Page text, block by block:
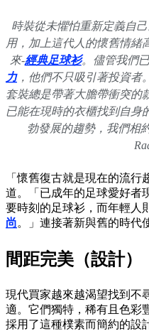
時裝從未懼怕重新定義自
用，加上這代人的懷舊情緒
來-經典足球衫。儘管我們
力，他們不只吸引著投資者
套裝總是帶著大膽帶衝突的
已能在現時的衣櫃找到自身
勃發展的趨勢，我們相
「懷舊復古就是現在的流行
道。「已成年的足球愛好者
要時刻的足球衫，而年輕人
尚。」連接著新與舊的時代
間距完美（設計）
現代買家越來越渴望找到不
適。它們獨特，稀有且色彩
採用了這種樸素而簡約的設